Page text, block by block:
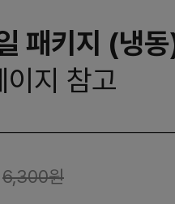
패키지 (냉
지 참고
6,300원